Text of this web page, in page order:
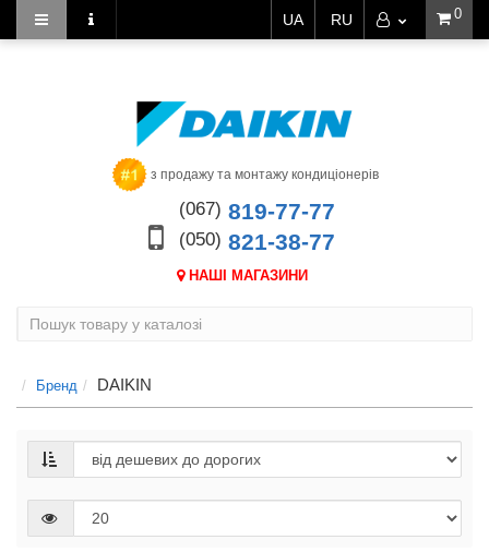
0
UA RU
з продажу та монтажу кондиціонерів
(067) 819-77-77
(050) 821-38-77
НАШІ МАГАЗИНИ
Бренд DAIKIN